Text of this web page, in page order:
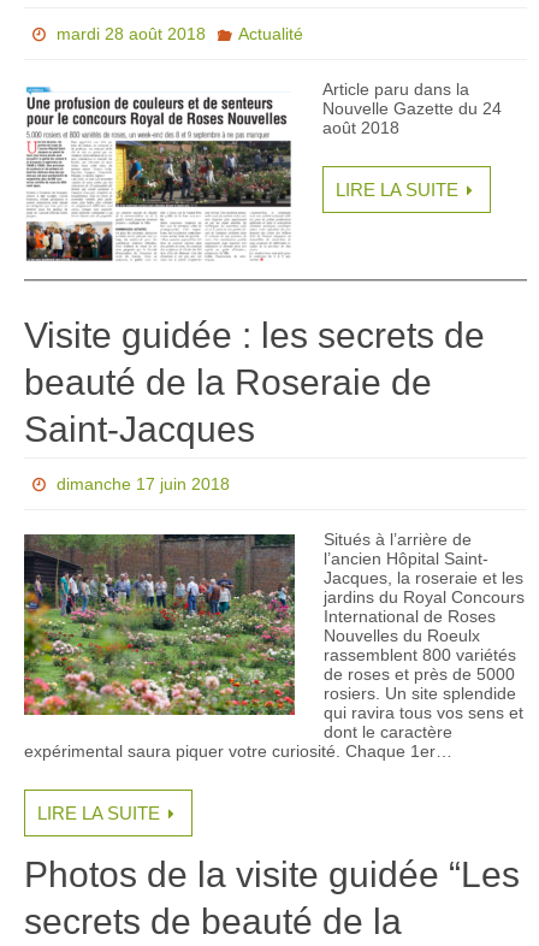
mardi 28 août 2018 Actualité
Article paru dans la
Nouvelle Gazette du 24
août 2018
LIRE LA SUITE
Visite guidée : les secrets de
beauté de la Roseraie de
Saint-Jacques
dimanche 17 juin 2018
Situés à l’arrière de
l’ancien Hôpital Saint-
Jacques, la roseraie et les
jardins du Royal Concours
International de Roses
Nouvelles du Roeulx
rassemblent 800 variétés
de roses et près de 5000
rosiers. Un site splendide
qui ravira tous vos sens et
dont le caractère
expérimental saura piquer votre curiosité. Chaque 1er…
LIRE LA SUITE
Photos de la visite guidée “Les
secrets de beauté de la